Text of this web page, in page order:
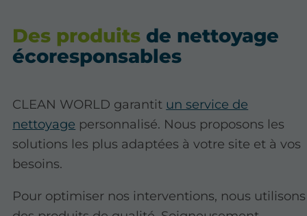
Des produits de nettoyage
écoresponsables
CLEAN WORLD garantit un service de
nettoyage personnalisé. Nous proposons les
solutions les plus adaptées à votre site et à vos
besoins.
Pour optimiser nos interventions, nous utilisons